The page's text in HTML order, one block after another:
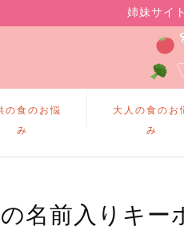
姉妹サイ
の食のお悩
み
大人の食のお
み
名前入りキー